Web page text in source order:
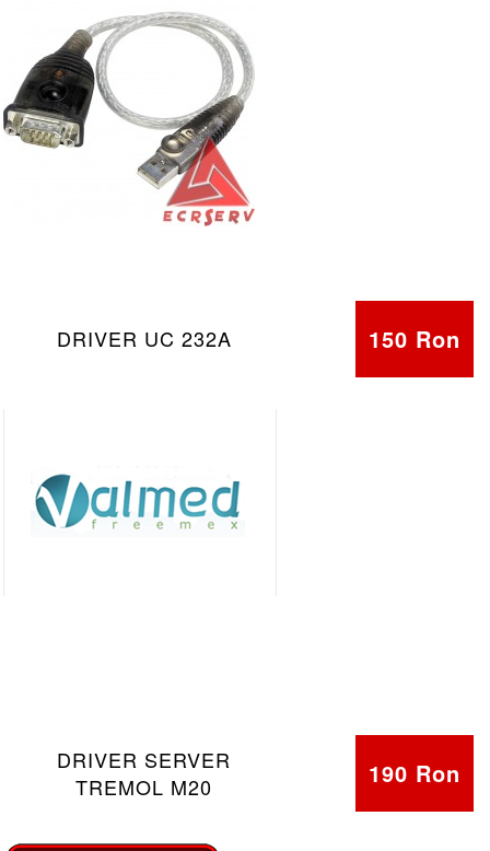
DRIVER UC 232A 150 Ron
DRIVER SERVER
TREMOL M20
190 Ron